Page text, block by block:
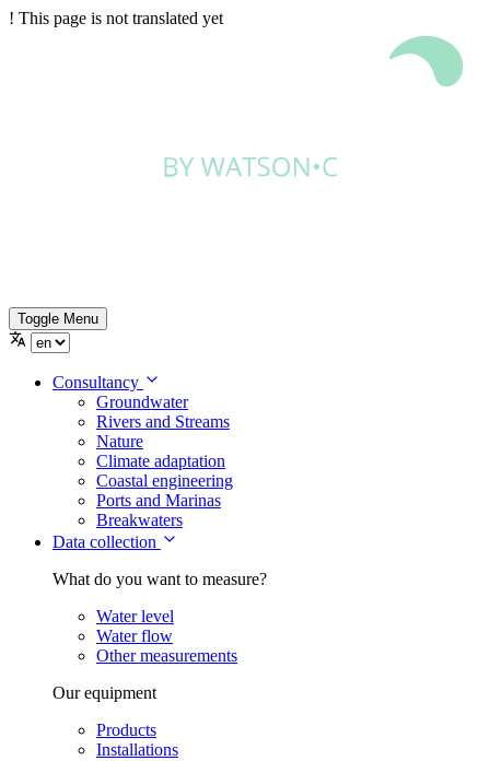
! This page is not translated yet
Toggle Menu
Consultancy
Groundwater
Rivers and Streams
Nature
Climate adaptation
Coastal engineering
Ports and Marinas
Breakwaters
Data collection
What do you want to measure?
Water level
Water flow
Other measurements
Our equipment
Products
Installations